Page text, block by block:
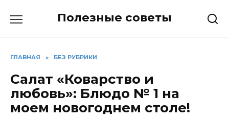
Полезные советы
ГЛАВНАЯ » БЕЗ РУБРИКИ
Салат «Коварство и
любовь»: Блюдо № 1 на
моем новогоднем столе!